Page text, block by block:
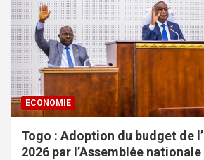
ECONOMIE
Togo : Adoption du budget de
2026 par l’Assemblée nationale